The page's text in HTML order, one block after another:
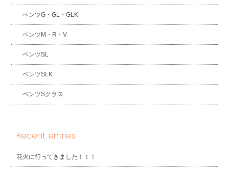
ベンツG・GL・GLK
ベンツM・R・V
ベンツSL
ベンツSLK
ベンツSクラス
Recent entries
花火に行ってきました！！！